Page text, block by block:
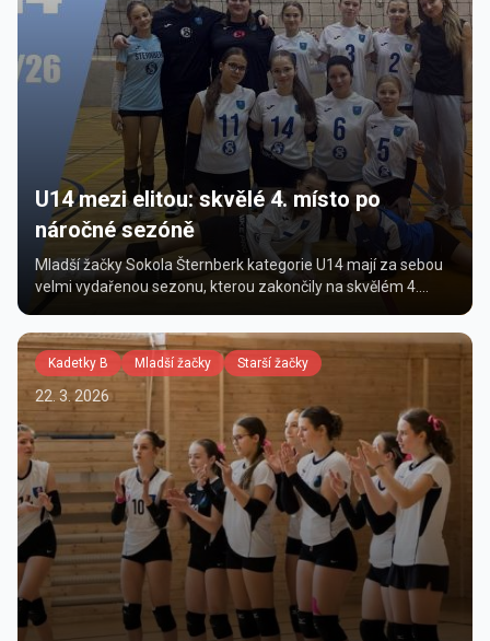
U14 mezi elitou: skvělé 4. místo po
náročné sezóně
Mladší žačky Sokola Šternberk kategorie U14 mají za sebou
velmi vydařenou sezonu, kterou zakončily na skvělém 4.
dokázaly dr...
Kadetky B Mladší žačky Starší žačky
22. 3. 2026